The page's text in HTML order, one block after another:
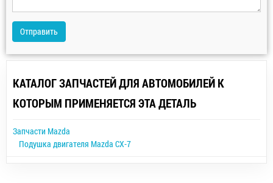
Отправить
КАТАЛОГ ЗАПЧАСТЕЙ ДЛЯ АВТОМОБИЛЕЙ К
КОТОРЫМ ПРИМЕНЯЕТСЯ ЭТА ДЕТАЛЬ
Запчасти Mazda
Подушка двигателя Mazda CX-7